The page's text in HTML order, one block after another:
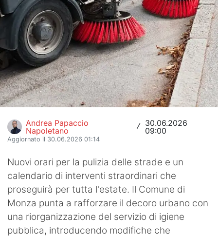
Hockey
Pallanuoto
Pallamano
Altre
News
Turismo
Eventi
Andrea Papaccio
Napoletano
/
30.06.2026
09:00
Aggiornato il 30.06.2026 01:14
Nuovi orari per la pulizia delle strade e un
calendario di interventi straordinari che
proseguirà per tutta l'estate. Il Comune di
Monza punta a rafforzare il decoro urbano con
una riorganizzazione del servizio di igiene
pubblica, introducendo modifiche che